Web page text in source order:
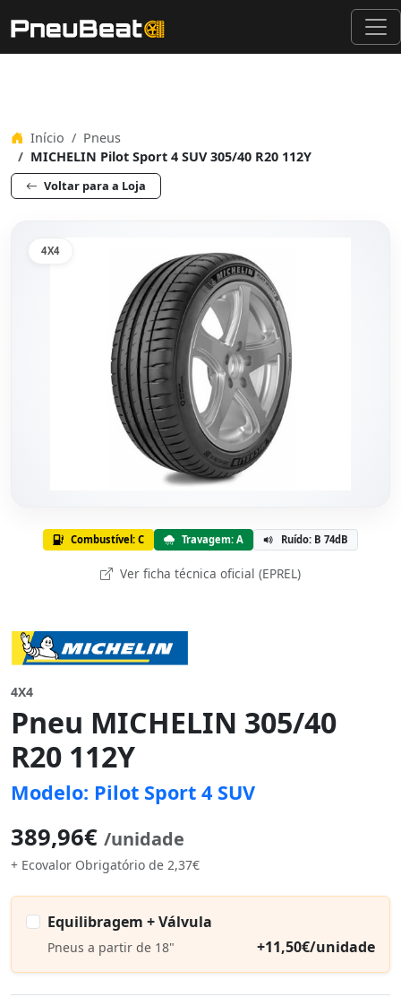
Início
Pneus
MICHELIN Pilot Sport 4 SUV 305/40 R20 112Y
Voltar para a Loja
4X4
Combustível: C Travagem: A Ruído: B 74dB
Ver ficha técnica oficial (EPREL)
4X4
Pneu MICHELIN 305/40
R20 112Y
Modelo: Pilot Sport 4 SUV
389,96€ /unidade
+ Ecovalor Obrigatório de 2,37€
Equilibragem + Válvula
Pneus a partir de 18" +11,50€/unidade